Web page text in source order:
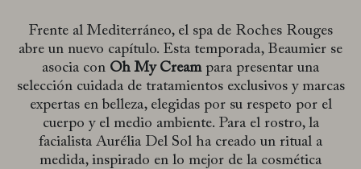
Frente al Mediterráneo, el spa de Roches Rouges
abre un nuevo capítulo. Esta temporada, Beaumier se
asocia con Oh My Creampara presentar una
selección cuidada de tratamientos exclusivos y marcas
expertas en belleza, elegidas por su respeto por el
cuerpo y el medio ambiente. Para el rostro, la
facialista Aurélia Del Sol ha creado un ritual a
medida, inspirado en lo mejor de la cosmética